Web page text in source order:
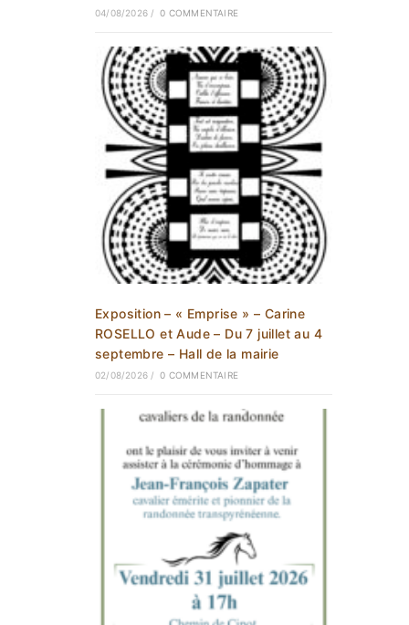
04/08/2026 / 0 COMMENTAIRE
Exposition – « Emprise » – Carine
ROSELLO et Aude – Du 7 juillet au 4
septembre – Hall de la mairie
02/08/2026 / 0 COMMENTAIRE